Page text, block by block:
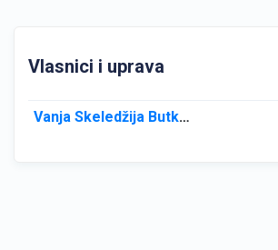
Vlasnici i uprava
Vanja Skeledžija Butković